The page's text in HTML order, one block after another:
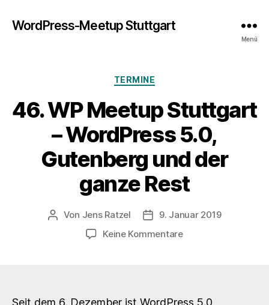
WordPress-Meetup Stuttgart
Menü
Kategorien
TERMINE
46. WP Meetup Stuttgart
– WordPress 5.0,
Gutenberg und der
ganze Rest
Beitragsautor
Von Jens Ratzel Veröffentlichungsdatum
9. Januar 2019
Keine Kommentarezu
–
Seit dem 6. Dezember ist WordPress 5.0